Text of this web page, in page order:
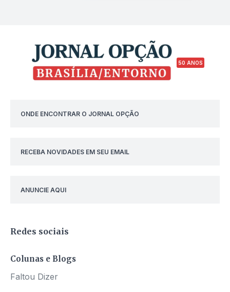
50 ANOS
ONDE ENCONTRAR O JORNAL OPÇÃO
RECEBA NOVIDADES EM SEU EMAIL
ANUNCIE AQUI
Redes sociais
Colunas e Blogs
Faltou Dizer